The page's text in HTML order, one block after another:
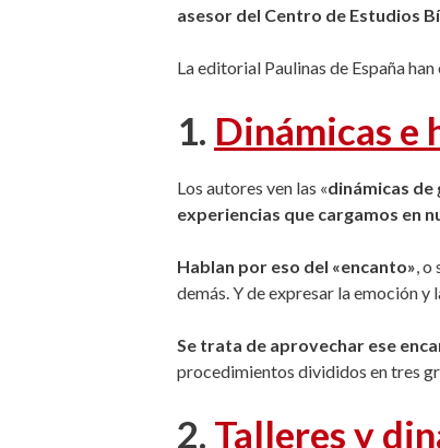
asesor del Centro de Estudios
La editorial Paulinas de España
1. Dinámicas e
Los autores ven las «dinámicas de
experiencias que cargamos en
Hablan por eso del «encanto», o
demás. Y de expresar la emoción y
Se trata de aprovechar ese
procedimientos divididos en tres
2. Talleres y